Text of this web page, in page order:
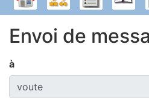
généalogique
Diagrammes
Listes
Envoi de
à